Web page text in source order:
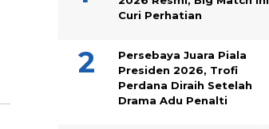
Curi Perhatian
Persebaya Juara Piala
Presiden 2026, Trofi
Perdana Diraih Setelah
Drama Adu Penalti